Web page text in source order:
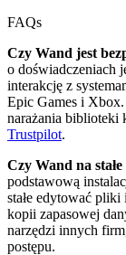
FAQs
Czy Wand jest
o doświadczeniach
interakcję z
Epic Games i
narażania biblioteki
Trustpilot.
Czy Wand na
podstawową
stałe edytować
kopii zapasowej
narzędzi innych
postępu.